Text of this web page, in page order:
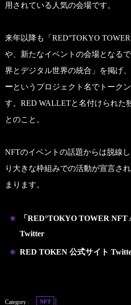
用されている人気の会場です。
来年以降も「RED°TOKYO
や、新たなイベントの会場となる
界とデジタル世界の統合」を掲げ、
ーというプロジェクト名でトーク
す。RED WALLETと名付けられた
とのこと。
NFTのイベントの話題からは脱線
り大きな枠組みでの活動が宣言さ
まります。
「RED°TOKYO TOWER NFT
Twitter
RED TOKEN 公式サイト
NFT